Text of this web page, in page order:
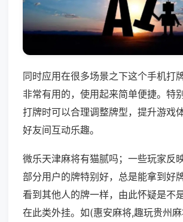
同时应用在很多场景之下这个手机打
非常有用的，使用起来简单便捷。特
打牌时可以合理调整牌型，提升游戏
好友间互动乐趣。
微乐天津麻将有猫腻吗；一些玩家反
部分用户的牌特别好，总是能拿到好
看到其他人的牌一样，由此怀疑是不
在此类外挂。如(惠安麻将,趣玩贵州